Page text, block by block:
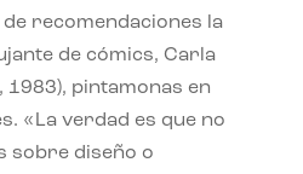
de recomendaciones la
de cómics, Carla
pintamonas en
«La verdad es que no
sobre diseño o